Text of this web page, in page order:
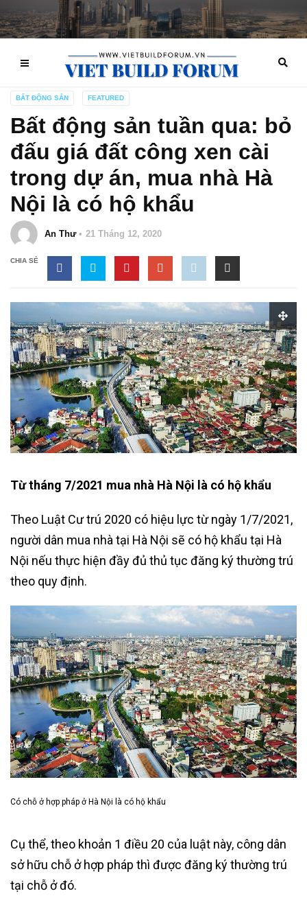
BẤT ĐỘNG SẢN FEATURED
Bất động sản tuần qua: bỏ
đấu giá đất công xen cài
trong dự án, mua nhà Hà
Nội là có hộ khẩu
An Thư 21 Tháng 12, 2020
CHIA SẺ
Từ tháng 7/2021 mua nhà Hà Nội là có hộ khẩu
Theo Luật Cư trú 2020 có hiệu lực từ ngày 1/7/2021,
người dân mua nhà tại Hà Nội sẽ có hộ khẩu tại Hà
Nội nếu thực hiện đầy đủ thủ tục đăng ký thường trú
theo quy định.
Có chỗ ở hợp pháp ở Hà Nội là có hộ khẩu
Cụ thể, theo khoản 1 điều 20 của luật này, công dân
sở hữu chỗ ở hợp pháp thì được đăng ký thường trú
tại chỗ ở đó.